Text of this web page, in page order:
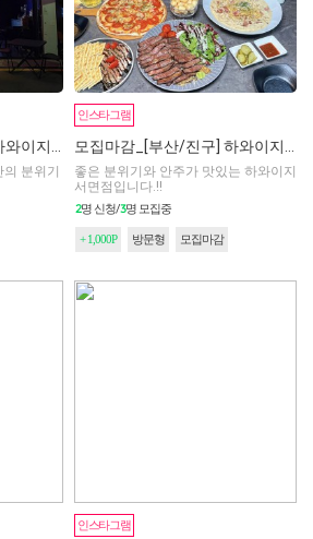
분위기
인스타그램
좋은 분위기와 안주가 맛있는 하와이지
서면점입니다.!!
2명 신청/3명 모집중
+ 1,000P 방문형 모집마감
인스타그램